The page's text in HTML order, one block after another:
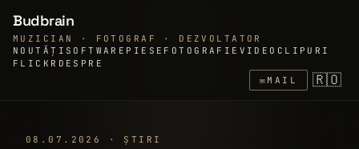
Budbrain
MUZICIAN · FOTOGRAF · DEZVOLTATOR
NOUTĂȚI SOFTWARE PIESE FOTOGRAFIE VIDEOCLIPURI
FLICKR DESPRE
✉MAIL 🇷🇴
08.07.2026 · ȘTIRI